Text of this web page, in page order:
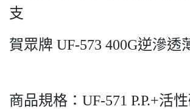
支
賀眾牌 UF-573 400G逆滲透
商品規格：UF-571 P.P.+活